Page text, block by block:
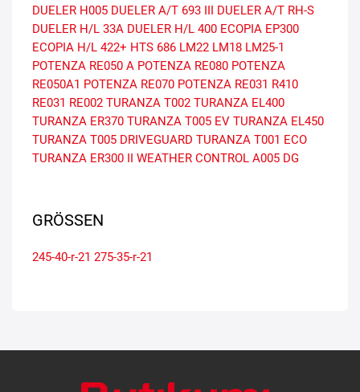
DUELER H005 DUELER A/T 693 III DUELER A/T RH-S
DUELER H/L 33A DUELER H/L 400 ECOPIA EP300
ECOPIA H/L 422+ HTS 686 LM22 LM18 LM25-1
POTENZA RE050 A POTENZA RE080 POTENZA
RE050A1 POTENZA RE070 POTENZA RE031 R410
RE031 RE002 TURANZA T002 TURANZA EL400
TURANZA ER370 TURANZA T005 EV TURANZA EL450
TURANZA T005 DRIVEGUARD TURANZA T001 ECO
TURANZA ER300 II WEATHER CONTROL A005 DG
GRÖSSEN
245-40-r-21 275-35-r-21